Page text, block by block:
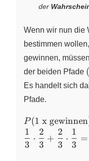
der
Wenn wir nun die
bestimmen
gewinnen,
der beiden Pfade (
Es handelt sich
Pfade.
P(\text{1
x
gewinnen})
P(1 x gewinnen
3
1
⋅
3
2
+
3
2
⋅
3
1
=